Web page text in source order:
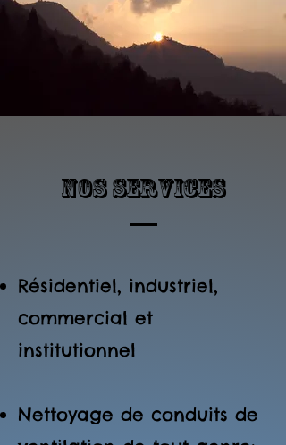
Nos services
Résidentiel, industriel,
commercial et
institutionnel
Nettoyage de conduits de